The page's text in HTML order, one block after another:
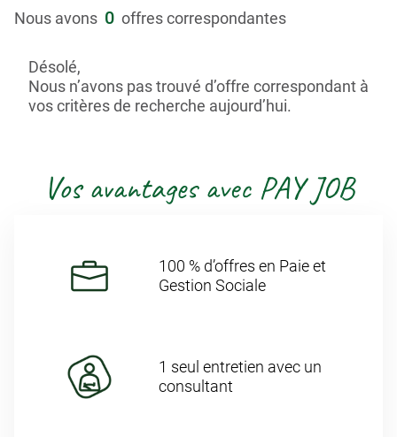
Nous avons 0 offres correspondantes
Désolé,
Nous n’avons pas trouvé d’offre correspondant à
vos critères de recherche aujourd’hui.
Vos avantages avec PAY JOB
100 % d’offres en Paie et
Gestion Sociale
1 seul entretien avec un
consultant